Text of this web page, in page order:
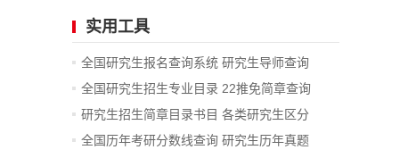
实用工具
全国研究生报名查询系统 研究生导师查询
全国研究生招生专业目录 22推免简章查询
研究生招生简章目录书目 各类研究生区分
全国历年考研分数线查询 研究生历年真题